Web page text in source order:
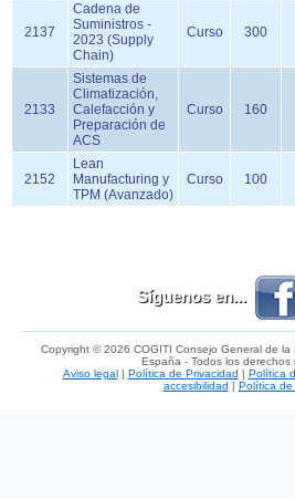
2137
Cadena de
Suministros -
2023 (Supply
Chain)
Curso 300
2133
Sistemas de
Climatización,
Calefacción y
Preparación de
ACS
Curso 160
2152
Lean
Manufacturing y
TPM (Avanzado)
Curso 100
Síguenos en...
Copyright © 2026 COGITI Consejo General de
España - Todos los derechos
Aviso legal| Política de Privacidad | Política
accesibilidad | Política de